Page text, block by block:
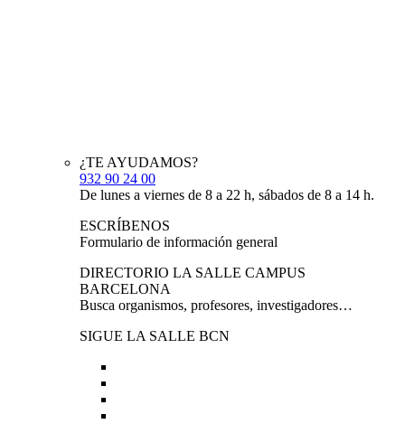
¿TE AYUDAMOS?
932 90 24 00
De lunes a viernes de 8 a 22 h, sábados de 8 a 14 h.
ESCRÍBENOS
Formulario de información general
DIRECTORIO LA SALLE CAMPUS
BARCELONA
Busca organismos, profesores, investigadores…
SIGUE LA SALLE BCN